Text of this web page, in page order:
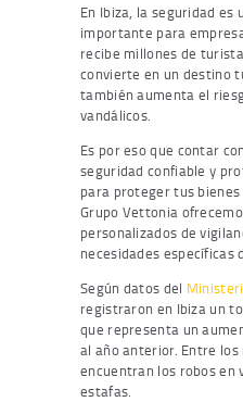
En Ibiza, la seguridad es
importante para
recibe millones de
convierte en un destino
también aumenta el
vandálicos.
Es por eso que contar
seguridad confiable y
para proteger tus bienes
Grupo Vettonia
personalizados de
necesidades específicas
Según datos del
registraron en Ibiza un
que representa un
al año anterior. Entre los
encuentran los robos en
estafas.